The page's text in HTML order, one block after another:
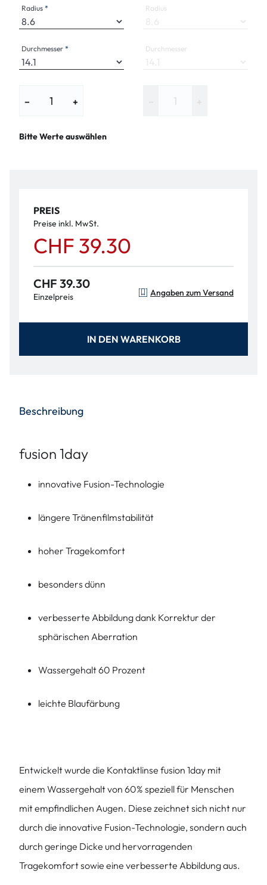
Radius
Durchmesser
− +
Bitte Werte auswählen
Radius
Durchmesser
PREIS
Preise inkl. MwSt.
CHF 39.30
CHF 39.30
Einzelpreis Angaben zum Versand
IN DEN WARENKORB
Beschreibung
fusion 1day
innovative Fusion-Technologie
längere Tränenfilmstabilität
hoher Tragekomfort
besonders dünn
verbesserte Abbildung dank Korrektur der
sphärischen Aberration
Wassergehalt 60 Prozent
leichte Blaufärbung
Entwickelt wurde die Kontaktlinse fusion 1day mit
einem Wassergehalt von 60% speziell für Menschen
mit empfindlichen Augen. Diese zeichnet sich nicht nur
durch die innovative Fusion-Technologie, sondern auch
durch geringe Dicke und hervorragenden
Tragekomfort sowie eine verbesserte Abbildung aus.